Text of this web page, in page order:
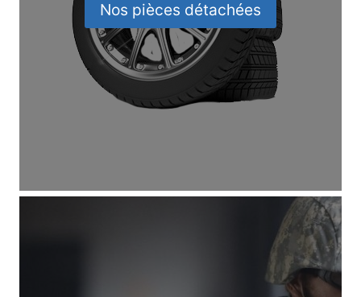
Nos pièces détachées